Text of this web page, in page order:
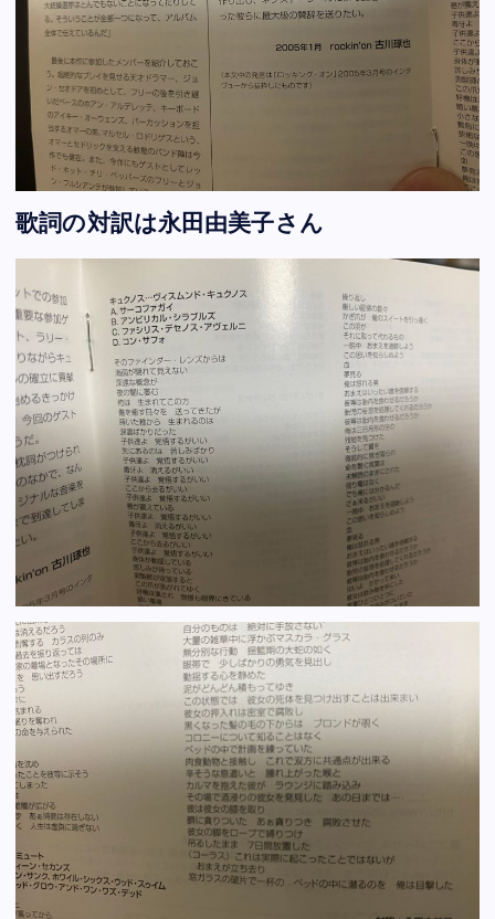
歌詞の対訳は永田由美子さん